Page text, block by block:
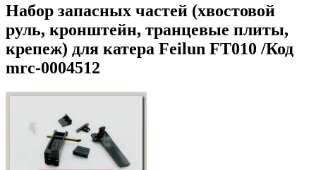
Набор запасных частей (хвостовой
руль, кронштейн, транцевые плиты,
крепеж) для катера Feilun FT010 /Код
mrc-0004512